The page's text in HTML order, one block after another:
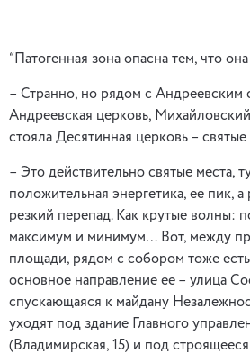
“Патогенная зона опасна тем, что она
– Странно, но рядом с Андреевским
Андреевская церковь,
стояла Десятинная церковь –
– Это действительно святые места,
положительная энергетика, ее пик,
резкий перепад. Как крутые волны:
максимум и минимум… Вот, между
площади, рядом с собором тоже есть
основное направление ее – улица
спускающаяся к майдану
уходят под здание Главного
(Владимирская, 15) и под